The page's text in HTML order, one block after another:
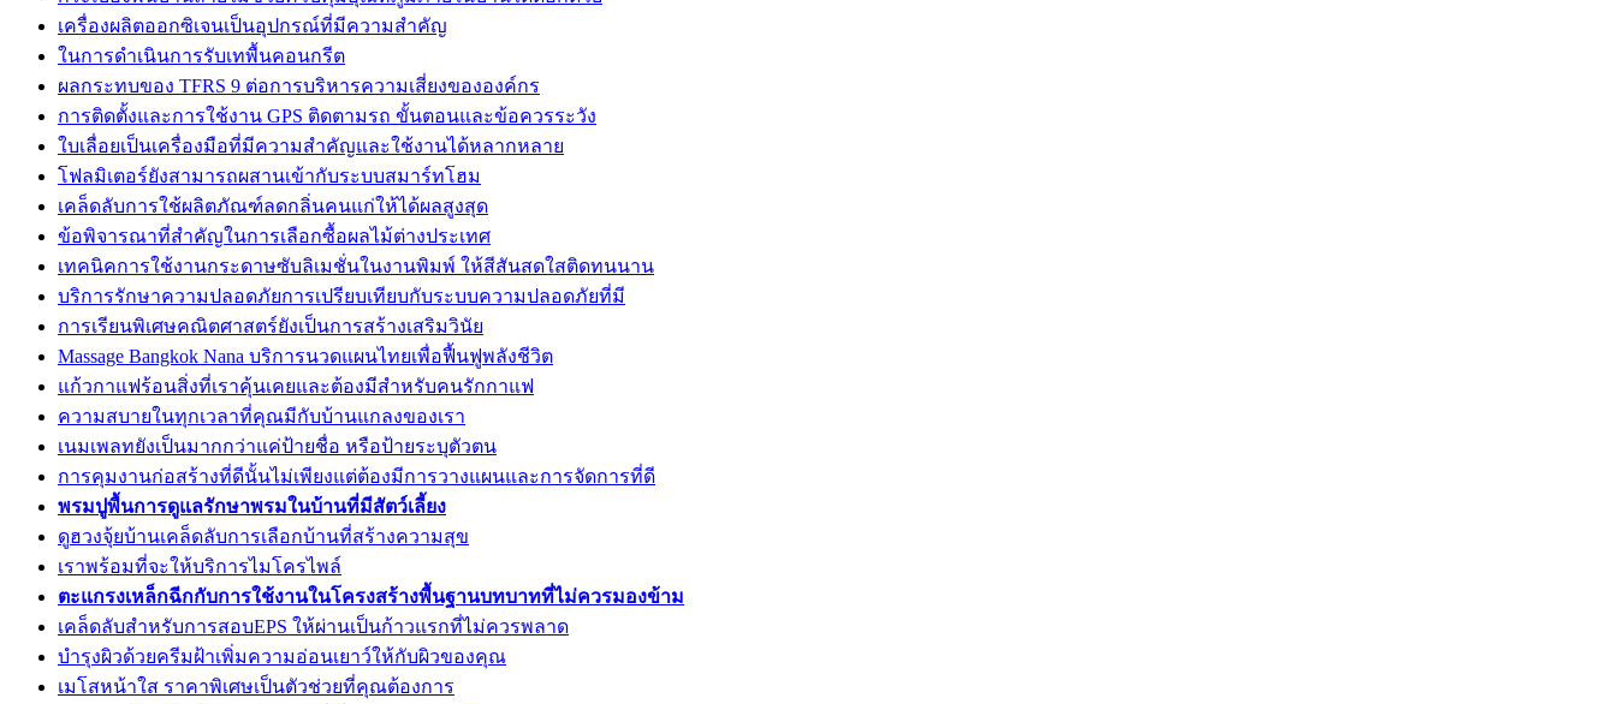
เครื่องผลิตออกซิเจนเป็นอุปกรณ์ที่มีความสำคัญ
ในการดำเนินการรับเทพื้นคอนกรีต
ผลกระทบของ TFRS 9 ต่อการบริหารความเสี่ยงขององค์กร
การติดตั้งและการใช้งาน GPS ติดตามรถ ขั้นตอนและข้อควรระวัง
ใบเลื่อยเป็นเครื่องมือที่มีความสำคัญและใช้งานได้หลากหลาย
โฟลมิเตอร์ยังสามารถผสานเข้ากับระบบสมาร์ทโฮม
เคล็ดลับการใช้ผลิตภัณฑ์ลดกลิ่นคนแก่ให้ได้ผลสูงสุด
ข้อพิจารณาที่สำคัญในการเลือกซื้อผลไม้ต่างประเทศ
เทคนิคการใช้งานกระดาษซับลิเมชั่นในงานพิมพ์ ให้สีสันสดใสติดทนนาน
บริการรักษาความปลอดภัยการเปรียบเทียบกับระบบความปลอดภัยที่มี
การเรียนพิเศษคณิตศาสตร์ยังเป็นการสร้างเสริมวินัย
Massage Bangkok Nana บริการนวดแผนไทยเพื่อฟื้นฟูพลังชีวิต
แก้วกาแฟร้อนสิ่งที่เราคุ้นเคยและต้องมีสำหรับคนรักกาแฟ
ความสบายในทุกเวลาที่คุณมีกับบ้านแกลงของเรา
เนมเพลทยังเป็นมากกว่าแค่ป้ายชื่อ หรือป้ายระบุตัวตน
การคุมงานก่อสร้างที่ดีนั้นไม่เพียงแต่ต้องมีการวางแผนและการจัดการที่ดี
พรมปูพื้นการดูแลรักษาพรมในบ้านที่มีสัตว์เลี้ยง
ดูฮวงจุ้ยบ้านเคล็ดลับการเลือกบ้านที่สร้างความสุข
เราพร้อมที่จะให้บริการไมโครไพล์
ตะแกรงเหล็กฉีกกับการใช้งานในโครงสร้างพื้นฐานบทบาทที่ไม่ควรมองข้าม
เคล็ดลับสำหรับการสอบEPS ให้ผ่านเป็นก้าวแรกที่ไม่ควรพลาด
บำรุงผิวด้วยครีมฝ้าเพิ่มความอ่อนเยาว์ให้กับผิวของคุณ
เมโสหน้าใส ราคาพิเศษเป็นตัวช่วยที่คุณต้องการ